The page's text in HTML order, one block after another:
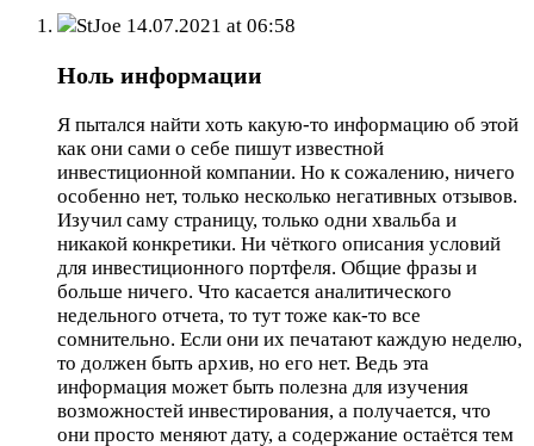
StJoe 14.07.2021 at 06:58
Ноль информации
Я пытался найти хоть какую-то информацию об этой
как они сами о себе пишут известной
инвестиционной компании. Но к сожалению, ничего
особенно нет, только несколько негативных отзывов.
Изучил саму страницу, только одни хвальба и
никакой конкретики. Ни чёткого описания условий
для инвестиционного портфеля. Общие фразы и
больше ничего. Что касается аналитического
недельного отчета, то тут тоже как-то все
сомнительно. Если они их печатают каждую неделю,
то должен быть архив, но его нет. Ведь эта
информация может быть полезна для изучения
возможностей инвестирования, а получается, что
они просто меняют дату, а содержание остаётся тем